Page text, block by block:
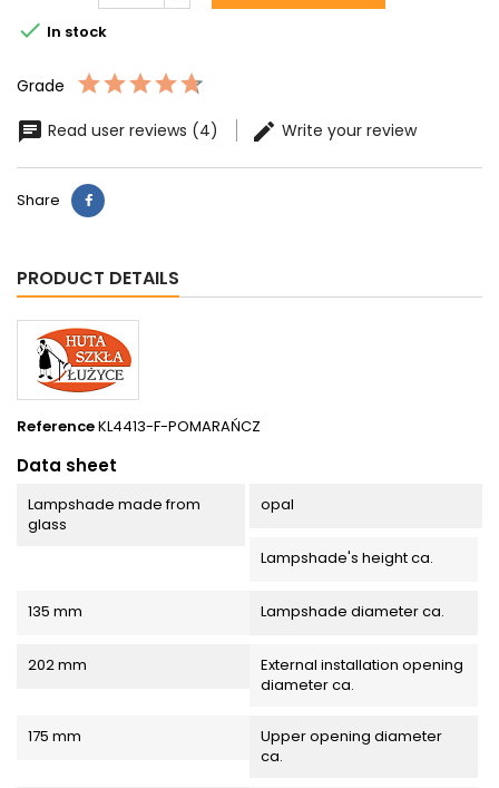
 In stock
Grade
Read user reviews (4)
Write your review
Share
PRODUCT DETAILS
ReferenceKL4413-F-POMARAŃCZ
Data sheet
Lampshade made from
glass
opal
Lampshade's height ca.
135 mm Lampshade diameter ca.
202 mm
External installation opening
diameter ca.
175 mm
Upper opening diameter
ca.